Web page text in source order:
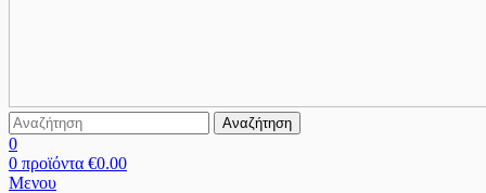
Αναζήτηση
0
0 προϊόντα €0.00
Μενου